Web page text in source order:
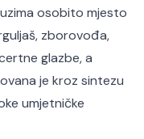
osobito mjesto
zborovođa,
glazbe, a
je kroz sintezu
umjetničke